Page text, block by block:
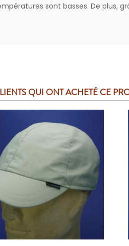
sont basses. De plus,
QUI ONT ACHETÉ CE